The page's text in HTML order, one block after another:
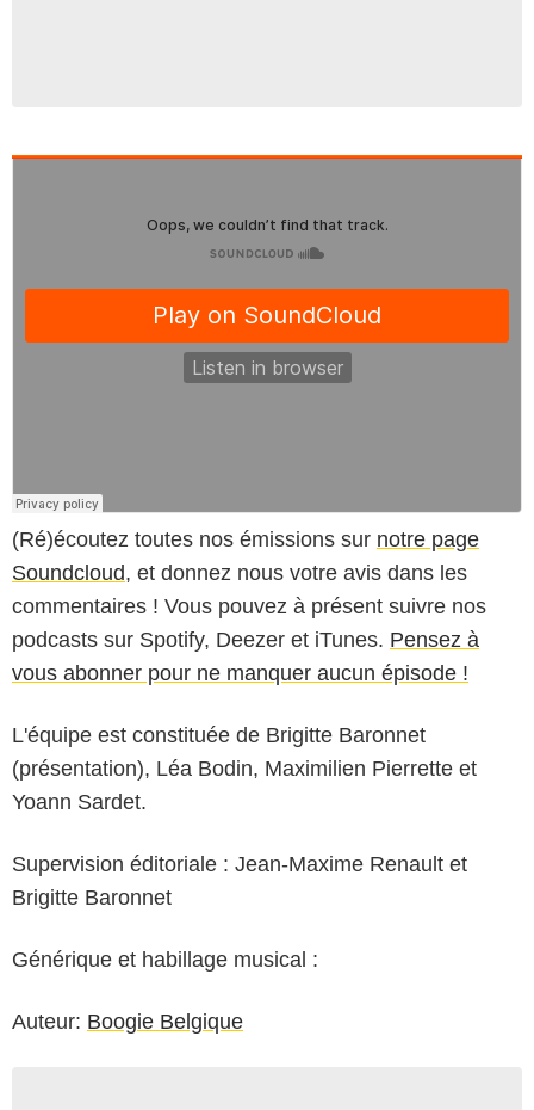
(Ré)écoutez toutes nos émissions sur notre page
Soundcloud, et donnez nous votre avis dans les
commentaires ! Vous pouvez à présent suivre nos
podcasts sur Spotify, Deezer et iTunes. Pensez à
vous abonner pour ne manquer aucun épisode !
L'équipe est constituée de Brigitte Baronnet
(présentation), Léa Bodin, Maximilien Pierrette et
Yoann Sardet.
Supervision éditoriale : Jean-Maxime Renault et
Brigitte Baronnet
Générique et habillage musical :
Auteur: Boogie Belgique